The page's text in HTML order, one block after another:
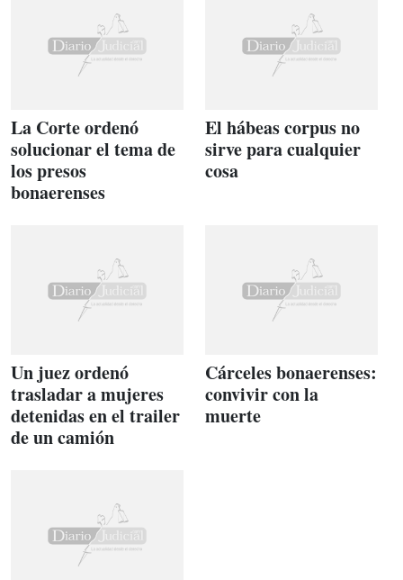
La Corte ordenó
solucionar el tema de
los presos
bonaerenses
El hábeas corpus no
sirve para cualquier
cosa
Un juez ordenó
trasladar a mujeres
detenidas en el trailer
de un camión
Cárceles bonaerenses:
convivir con la
muerte